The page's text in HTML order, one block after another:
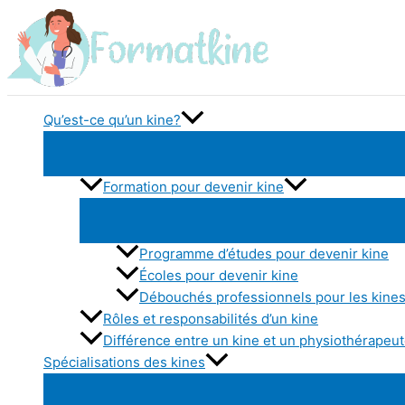
au
contenu
Qu’est-ce qu’un kine?
Formation pour devenir kine
Programme d’études pour devenir kine
Écoles pour devenir kine
Débouchés professionnels pour les kines
Rôles et responsabilités d’un kine
Différence entre un kine et un
Spécialisations des kines